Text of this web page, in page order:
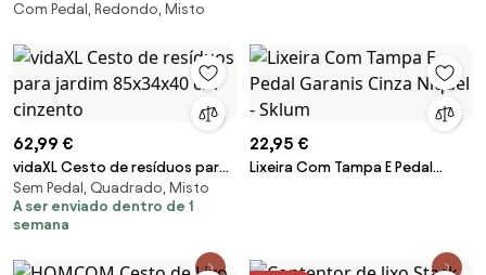
pedal Ume
Com Pedal, Redondo, Misto
62,99 €
vidaXL Cesto de resíduos para
jardim 85x34x40 cm cinzento
Sem Pedal, Quadrado, Misto
A ser enviado dentro de 1
semana
22,95 €
Lixeira Com Tampa E Pedal